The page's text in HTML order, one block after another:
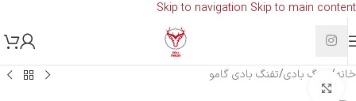
Skip to navigation Skip to main content
خانه/ تفنگ بادی/تفنگ بادی گامو